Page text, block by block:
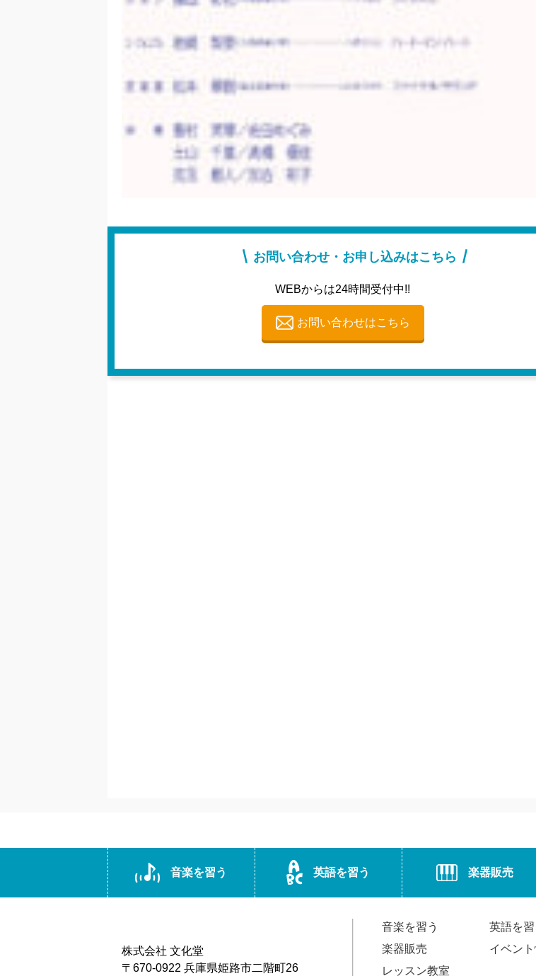
お問い合わせ・お申し込みはこちら
WEBからは24時間受付中!!
お問い合わせはこちら
音楽を習う 英語を習う 楽器販売
株式会社 文化堂
〒670-0922 兵庫県姫路市二階町26
音楽を習う
英語を習
楽器販売
イベン
レッスン教室